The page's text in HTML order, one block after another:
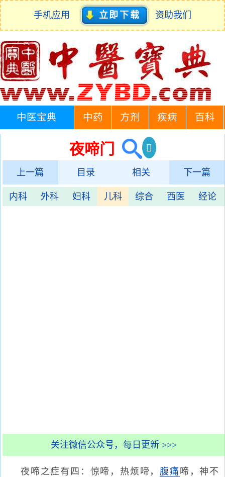
手机应用 立即下载 资助我们
中医宝典 中药 方剂 疾病 百科
夜啼门
上一篇 目录 相关 下一篇
内科 外科 妇科 儿科 综合 西医 经论
关注微信公众号，每日更新 >>>
夜啼之症有四：惊啼，热烦啼， 腹痛 啼，神不